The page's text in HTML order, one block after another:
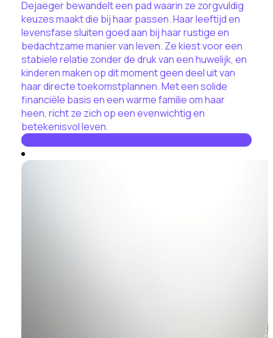
Dejaeger bewandelt een pad waarin ze zorgvuldig
keuzes maakt die bij haar passen. Haar leeftijd en
levensfase sluiten goed aan bij haar rustige en
bedachtzame manier van leven. Ze kiest voor een
stabiele relatie zonder de druk van een huwelijk, en
kinderen maken op dit moment geen deel uit van
haar directe toekomstplannen. Met een solide
financiële basis en een warme familie om haar
heen, richt ze zich op een evenwichtig en
betekenisvol leven.
Lees hier